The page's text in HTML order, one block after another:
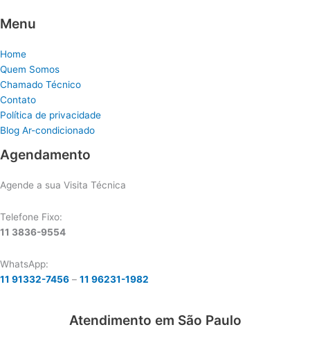
Menu
Home
Quem Somos
Chamado Técnico
Contato
Política de privacidade
Blog Ar-condicionado
Agendamento
Agende a sua Visita Técnica
Telefone Fixo:
11 3836-9554
WhatsApp:
11 91332-7456 – 11 96231-1982
Atendimento em São Paulo